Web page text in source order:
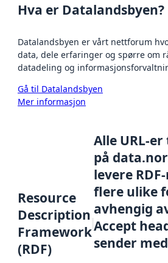
Hva er Datalandsbyen?
Datalandsbyen er vårt nettforum
data, dele erfaringer og spørre om
datadeling og
Gå til Datalandsbyen
Mer informasjon
Resource
Description
Framework
(RDF)
Alle URL-
på
levere
flere ulike
avhengig
Accept
sender